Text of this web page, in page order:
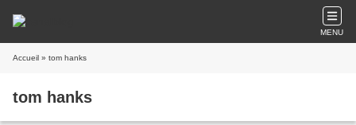
MENU
Accueil » tom hanks
tom hanks